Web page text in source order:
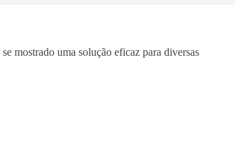
mostrado uma solução eficaz para diversas